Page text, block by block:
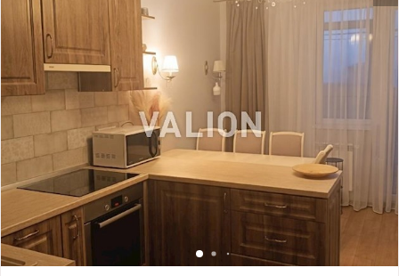
современный детский сад с бассейном, школа №310,
музыкальная школа им. Кабалевского, спортивный лицей,
лицей НТТУ КПИ. Рядом также расположен рынок Отрадный,
аптеки, в 20 мин. от дома Медгородок – клиническая больница
№6. В 100 м магазин Фора, в 200 м магазин АТБ. Транспртное
сообщение прекрасное, остановка трамвая, остановка
троллейбуса, автобуса, до быстрого трамвая 044 200 10 80
Valion.ua/1149628